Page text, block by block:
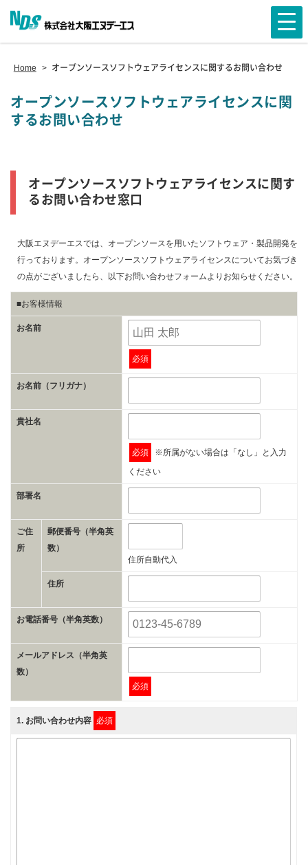
Home > オープンソースソフトウェアライセンスに関するお問い合わせ
オープンソースソフトウェアライセンスに関
するお問い合わせ
オープンソースソフトウェアライセンスに関す
るお問い合わせ窓口
大阪エヌデーエスでは、オープンソースを用いたソフトウェア・製品開発を
行っております。オープンソースソフトウェアライセンスについてお気づき
の点がございましたら、以下お問い合わせフォームよりお知らせください。
■お客様情報
お名前
必須
お名前（フリガナ）
貴社名
必須
※所属がない場合は「なし」と入力
ください
部署名
ご住
所
郵便番号（半角英
数）
住所自動代入
住所
お電話番号（半角英数）
メールアドレス（半角英
数）
必須
1. お問い合わせ内容 必須